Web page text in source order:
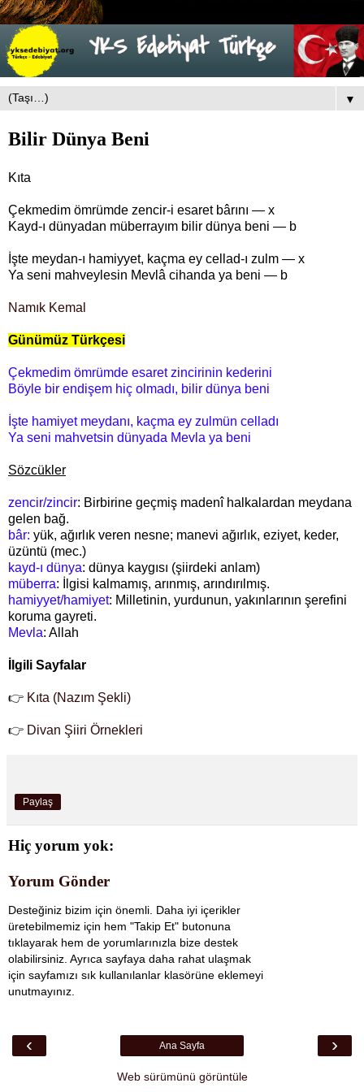
▼
Bilir Dünya Beni
Kıta
Çekmedim ömrümde zencir-i esaret bârını — x
Kayd-ı dünyadan müberrayım bilir dünya beni — b
İşte meydan-ı hamiyyet, kaçma ey cellad-ı zulm — x
Ya seni mahveylesin Mevlâ cihanda ya beni — b
Namık Kemal
Günümüz Türkçesi
Çekmedim ömrümde esaret zincirinin kederini
Böyle bir endişem hiç olmadı, bilir dünya beni
İşte hamiyet meydanı, kaçma ey zulmün celladı
Ya seni mahvetsin dünyada Mevla ya beni
Sözcükler
zencir/zincir: Birbirine geçmiş madenî halkalardan meydana
gelen bağ.
bâr: yük, ağırlık veren nesne; manevi ağırlık, eziyet, keder,
üzüntü (mec.)
kayd-ı dünya: dünya kaygısı (şiirdeki anlam)
müberra: İlgisi kalmamış, arınmış, arındırılmış.
hamiyyet/hamiyet: Milletinin, yurdunun, yakınlarının şerefini
koruma gayreti.
Mevla: Allah
İlgili Sayfalar
👉 Kıta (Nazım Şekli)
👉 Divan Şiiri Örnekleri
Paylaş
Hiç yorum yok:
Yorum Gönder
Desteğiniz bizim için önemli. Daha iyi içerikler
üretebilmemiz için hem "Takip Et" butonuna
tıklayarak hem de yorumlarınızla bize destek
olabilirsiniz. Ayrıca sayfaya daha rahat ulaşmak
için sayfamızı sık kullanılanlar klasörüne eklemeyi
unutmayınız.
‹ ›
Ana Sayfa
Web sürümünü görüntüle